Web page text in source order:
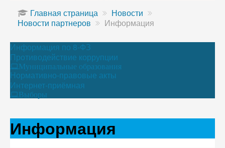
Главная страница
Новости
Новости партнеров
Информация
Информация по 8-ФЗ
Противодействие коррупции
Муниципальные образования
Нормативно-правовые акты
Интернет-приёмная
Выборы
Информация